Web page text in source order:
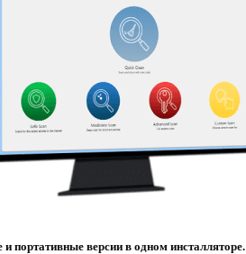
портативные версии в одном инсталляторе.